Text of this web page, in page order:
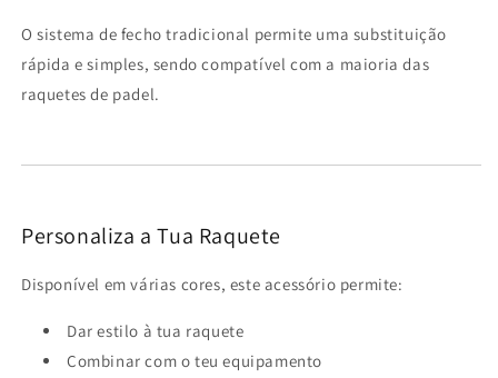
O sistema de fecho tradicional permite uma substituição
rápida e simples, sendo compatível com a maioria das
raquetes de padel.
Personaliza a Tua Raquete
Disponível em várias cores, este acessório permite:
Dar estilo à tua raquete
Combinar com o teu equipamento